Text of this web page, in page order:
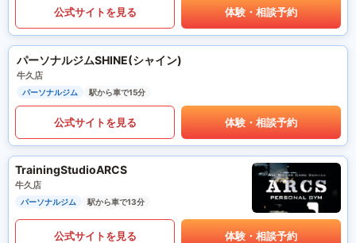
公式サイトを見る 体験・相談予約
パーソナルジムSHINE(シャイン)
牛久店
パーソナルジム 駅から車で15分
公式サイトを見る 体験・相談予約
TrainingStudioARCS
牛久店
パーソナルジム 駅から車で13分
公式サイトを見る 体験・相談予約